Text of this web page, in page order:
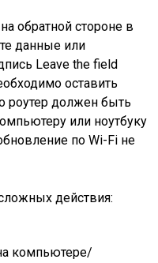
обратной стороне в
данные или
Leave the field
оставить
роутер должен быть
или ноутбуку
по Wi-Fi не
действия:
компьютере/